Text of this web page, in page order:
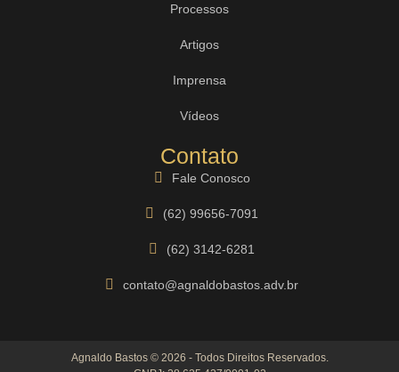
Processos
Artigos
Imprensa
Vídeos
Contato
Fale Conosco
(62) 99656-7091
(62) 3142-6281
contato@agnaldobastos.adv.br
Agnaldo Bastos © 2026 - Todos Direitos Reservados.